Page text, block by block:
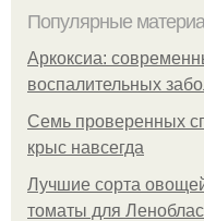
Популярные
Аркоксиа:
воспалительных
Семь проверенных
крыс навсегда
Лучшие сорта
томаты для